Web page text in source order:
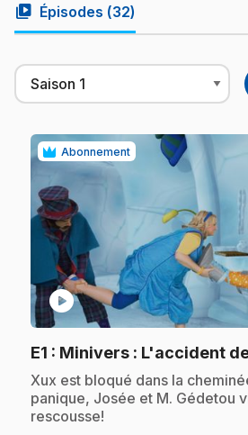
video_library Épisodes (32)
Abonnement
play_circle
E1 : Minivers : L'accident
.Xux est bloqué dans la
panique, Josée et M. Gédetou
rescousse!